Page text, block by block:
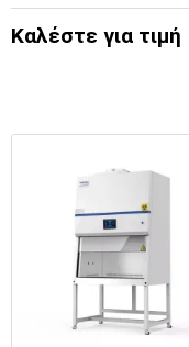
Καλέστε για τιμή